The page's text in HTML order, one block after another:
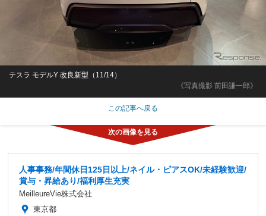
《写真撮影 前田謙一郎》
テスラ モデルY 改良新型（11/14）
この記事へ戻る
人事事務/年間休日125日以上/ネイル・ピアスOK/未経験歓迎/
賞与・昇給あり/福利厚生充実
MeilleureVie株式会社
東京都